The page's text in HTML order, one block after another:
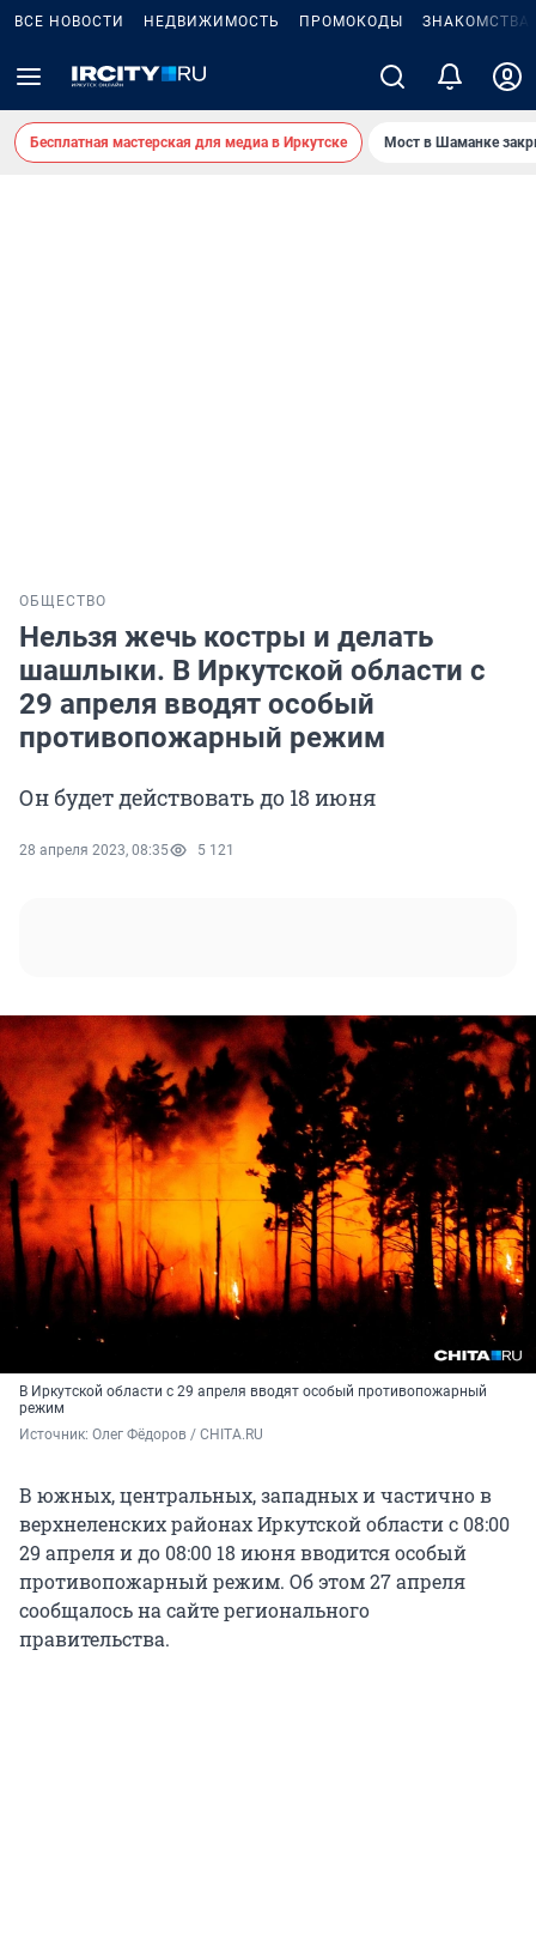
ВСЕ НОВОСТИ НЕДВИЖИМОСТЬ ПРОМОКОДЫ ЗНАКОМСТВА
Бесплатная мастерская для медиа в Иркутске Мост в Шаманке
ОБЩЕСТВО
Нельзя жечь костры и делать
шашлыки. В Иркутской области с
29 апреля вводят особый
противопожарный режим
Он будет действовать до 18 июня
28 апреля 2023, 08:35 5 121
В Иркутской области с 29 апреля вводят особый противопожарный
режим
Источник: Олег Фёдоров / CHITA.RU
В южных, центральных, западных и частично в
верхнеленских районах Иркутской области с 08:00
29 апреля и до 08:00 18 июня вводится особый
противопожарный режим. Об этом 27 апреля
сообщалось на сайте регионального
правительства.